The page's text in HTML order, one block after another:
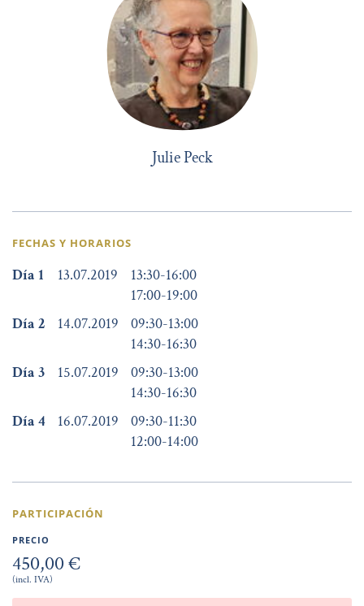
Julie Peck
FECHAS Y HORARIOS
Día 1 13.07.2019 13:30-16:00
17:00-19:00
Día 2
14.07.2019 09:30-13:00
14:30-16:30
Día 3
15.07.2019 09:30-13:00
14:30-16:30
Día 4
16.07.2019 09:30-11:30
12:00-14:00
PARTICIPACIÓN
PRECIO
450,00 €
(incl. IVA)